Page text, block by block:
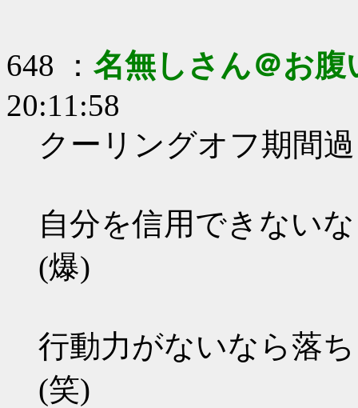
648 ： 名無しさん＠お腹
20:11:58
クーリングオフ期間
自分を信用できない
(爆)
行動力がないなら落
(笑)